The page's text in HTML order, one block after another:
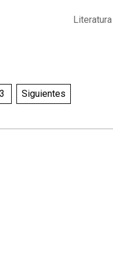
3 Siguientes